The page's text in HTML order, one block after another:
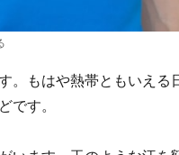
。もはや熱帯ともいえる
です。